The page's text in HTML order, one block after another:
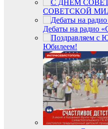
СОВЕТСКОЙ
Дебаты на радио
Юбилеем!